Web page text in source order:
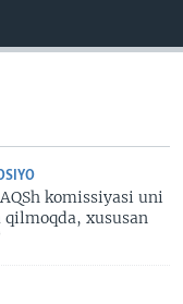
komissiyasi uni
qilmoqda, xususan